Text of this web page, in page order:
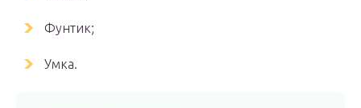
Фунтик;
Умка.